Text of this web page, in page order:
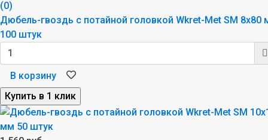
(0)
Дюбель-гвоздь с потайной головкой Wkret-Met SM 8x80
100 штук
В корзину